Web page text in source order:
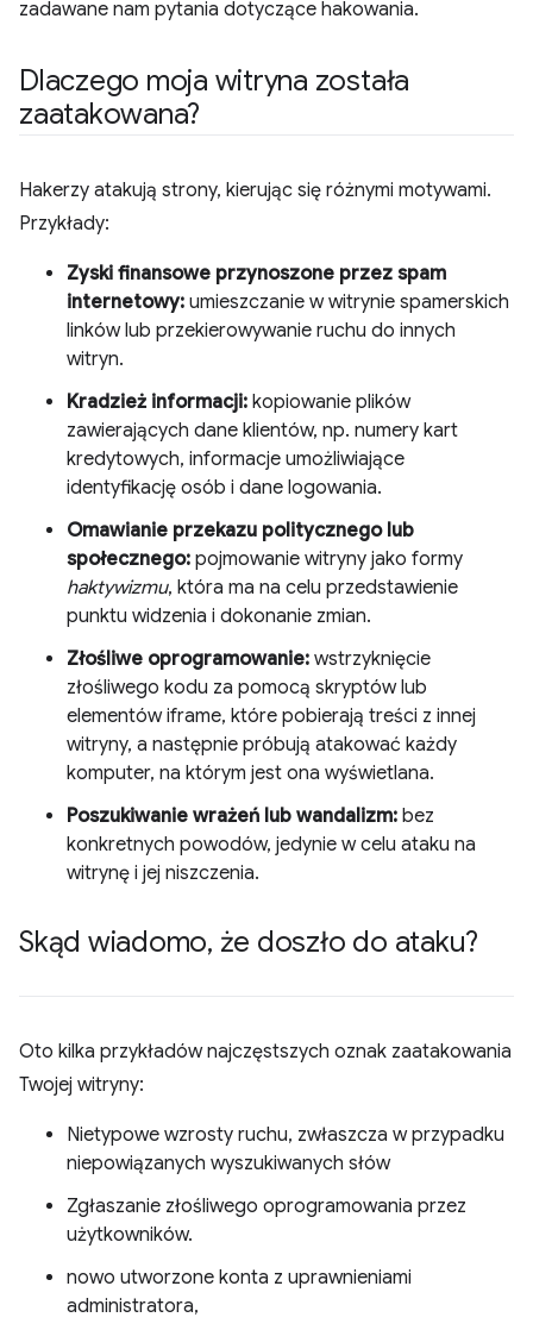
zadawane nam pytania dotyczące hakowania.
Dlaczego moja witryna została
zaatakowana?
Hakerzy atakują strony, kierując się różnymi motywami.
Przykłady:
Zyski finansowe przynoszone przez spam
internetowy: umieszczanie w witrynie spamerskich
linków lub przekierowywanie ruchu do innych
witryn.
Kradzież informacji: kopiowanie plików
zawierających dane klientów, np. numery kart
kredytowych, informacje umożliwiające
identyfikację osób i dane logowania.
Omawianie przekazu politycznego lub
społecznego: pojmowanie witryny jako formy
haktywizmu, która ma na celu przedstawienie
punktu widzenia i dokonanie zmian.
Złośliwe oprogramowanie: wstrzyknięcie
złośliwego kodu za pomocą skryptów lub
elementów iframe, które pobierają treści z innej
witryny, a następnie próbują atakować każdy
komputer, na którym jest ona wyświetlana.
Poszukiwanie wrażeń lub wandalizm: bez
konkretnych powodów, jedynie w celu ataku na
witrynę i jej niszczenia.
Skąd wiadomo, że doszło do ataku?
Oto kilka przykładów najczęstszych oznak zaatakowania
Twojej witryny:
Nietypowe wzrosty ruchu, zwłaszcza w przypadku
niepowiązanych wyszukiwanych słów
Zgłaszanie złośliwego oprogramowania przez
użytkowników.
nowo utworzone konta z uprawnieniami
administratora,